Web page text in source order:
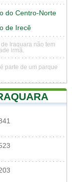
do Centro-Norte
de Irecê
Iraquara não tem
irmã.
parte de um parque